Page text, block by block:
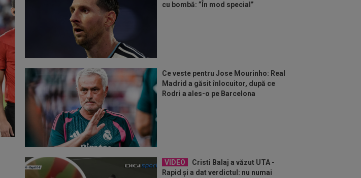
cu bombă: ”În mod special”
Ce veste pentru Jose Mourinho: Real
Madrid a găsit înlocuitor, după ce
Rodri a ales-o pe Barcelona
VIDEO
Cristi Balaj a văzut UTA -
Rapid și a dat verdictul: nu numai